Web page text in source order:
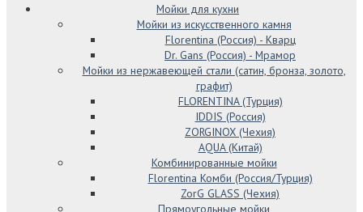
Мойки для кухни
Мойки из искусственного камня
Florentina (Россия) - Кварц
Dr. Gans (Россия) - Мрамор
Мойки из нержавеющей стали (сатин, бронза, золото,
графит)
FLORENTINA (Турция)
IDDIS (Россия)
ZORGINOX (Чехия)
AQUA (Китай)
Комбинированные мойки
Florentina Комби (Россия/Турция)
ZorG GLASS (Чехия)
Прямоугольные мойки